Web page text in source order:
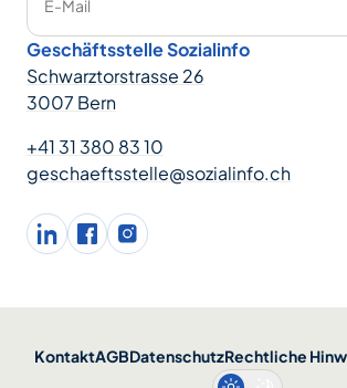
E-Mail
Geschäftsstelle Sozialinfo
Schwarztorstrasse 26
3007 Bern
+41 31 380 83 10
geschaeftsstelle@sozialinfo.ch
LinkedInfacebookInstagram
KontaktAGBDatenschutzRechtliche